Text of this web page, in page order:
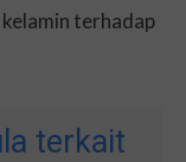
terhadap
terkait